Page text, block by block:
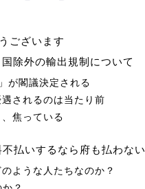
ございます
除外の輸出規制について
が閣議決定される
されるのは当たり前
焦っている
払いするなら府も払わない
ような人たちなのか？